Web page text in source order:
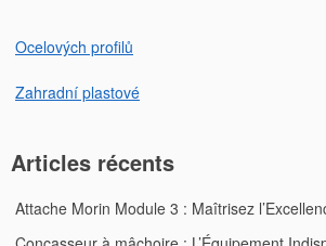
Ocelových profilů
Zahradní plastové
Articles récents
Attache Morin Module 3 : Maîtrisez